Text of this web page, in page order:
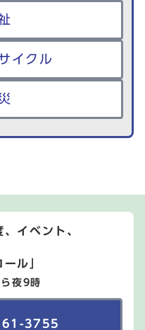
イクル
イベント、
ル」
夜9時
3755